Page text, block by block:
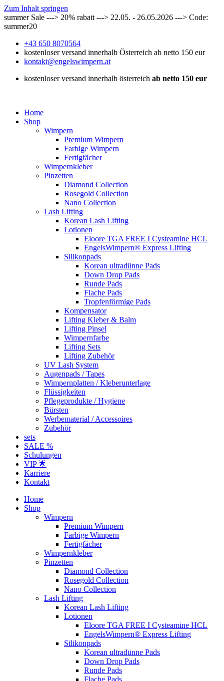
Zum Inhalt springen
summer Sale ---> 20% rabatt ---> 22.05. - 26.05.2026 ---> Code:
summer20
+43 650 8070564
kostenloser versand innerhalb Österreich ab netto 150 eur
kontakt@engelswimpern.at
kostenloser versand innerhalb österreich ab netto 150 eur
Home
Shop
Wimpern
Premium Wimpern
Farbige Wimpern
Fertigfächer
Wimpernkleber
Pinzetten
Diamond Collection
Rosegold Collection
Nano Collection
Lash Lifting
Korean Lash Lifting
Lotionen
Eloore TGA FREE I Cysteamine HCL
EngelsWimpern® Express Lifting
Silikonpads
Korean ultradünne Pads
Down Drop Pads
Runde Pads
Flache Pads
Tropfenförmige Pads
Kompensator
Lifting Kleber & Balm
Lifting Pinsel
Wimpernfarbe
Lifting Sets
Lifting Zubehör
UV Lash System
Augenpads / Tapes
Wimpernplatten / Kleberunterlage
Flüssigkeiten
Pflegeprodukte / Hygiene
Bürsten
Werbematerial / Accessoires
Zubehör
sets
SALE %
Schulungen
VIP 🌟
Karriere
Kontakt
Home
Shop
Wimpern
Premium Wimpern
Farbige Wimpern
Fertigfächer
Wimpernkleber
Pinzetten
Diamond Collection
Rosegold Collection
Nano Collection
Lash Lifting
Korean Lash Lifting
Lotionen
Eloore TGA FREE I Cysteamine HCL
EngelsWimpern® Express Lifting
Silikonpads
Korean ultradünne Pads
Down Drop Pads
Runde Pads
Flache Pads